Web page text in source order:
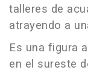
talleres de
atrayendo a
Es una figura
en el sureste